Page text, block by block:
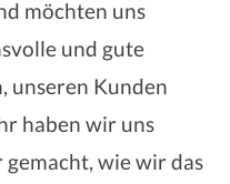
möchten uns
und gute
unseren Kunden
haben wir uns
wie wir das